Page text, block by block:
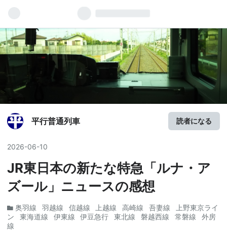
平行普通列車 読者になる
2026-06-10
JR東日本の新たな特急「ルナ・ア
ズール」ニュースの感想
奥羽線 羽越線 信越線 上越線 高崎線 吾妻線
上野東京ライ
ン
東海道線 伊東線 伊豆急行 東北線 磐越西線 常磐線
外房
線